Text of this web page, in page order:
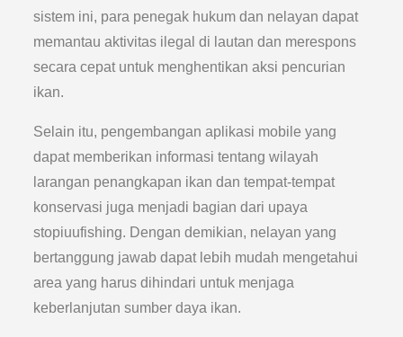
sistem ini, para penegak hukum dan nelayan dapat
memantau aktivitas ilegal di lautan dan merespons
secara cepat untuk menghentikan aksi pencurian
ikan.
Selain itu, pengembangan aplikasi mobile yang
dapat memberikan informasi tentang wilayah
larangan penangkapan ikan dan tempat-tempat
konservasi juga menjadi bagian dari upaya
stopiuufishing. Dengan demikian, nelayan yang
bertanggung jawab dapat lebih mudah mengetahui
area yang harus dihindari untuk menjaga
keberlanjutan sumber daya ikan.